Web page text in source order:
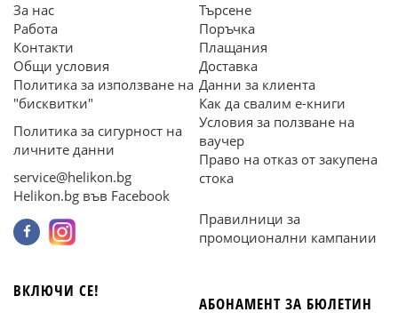
За нас
Работа
Контакти
Общи условия
Политика за използване на
"бисквитки"
Политика за сигурност на
личните данни
service@helikon.bg
Helikon.bg във Facebook
Търсене
Поръчка
Плащания
Доставка
Данни за клиента
Как да свалим е-книги
Условия за ползване на
ваучер
Право на отказ от закупена
стока
Правилници за
промоционални кампании
ВКЛЮЧИ СЕ!
АБОНАМЕНТ ЗА БЮЛЕТИН